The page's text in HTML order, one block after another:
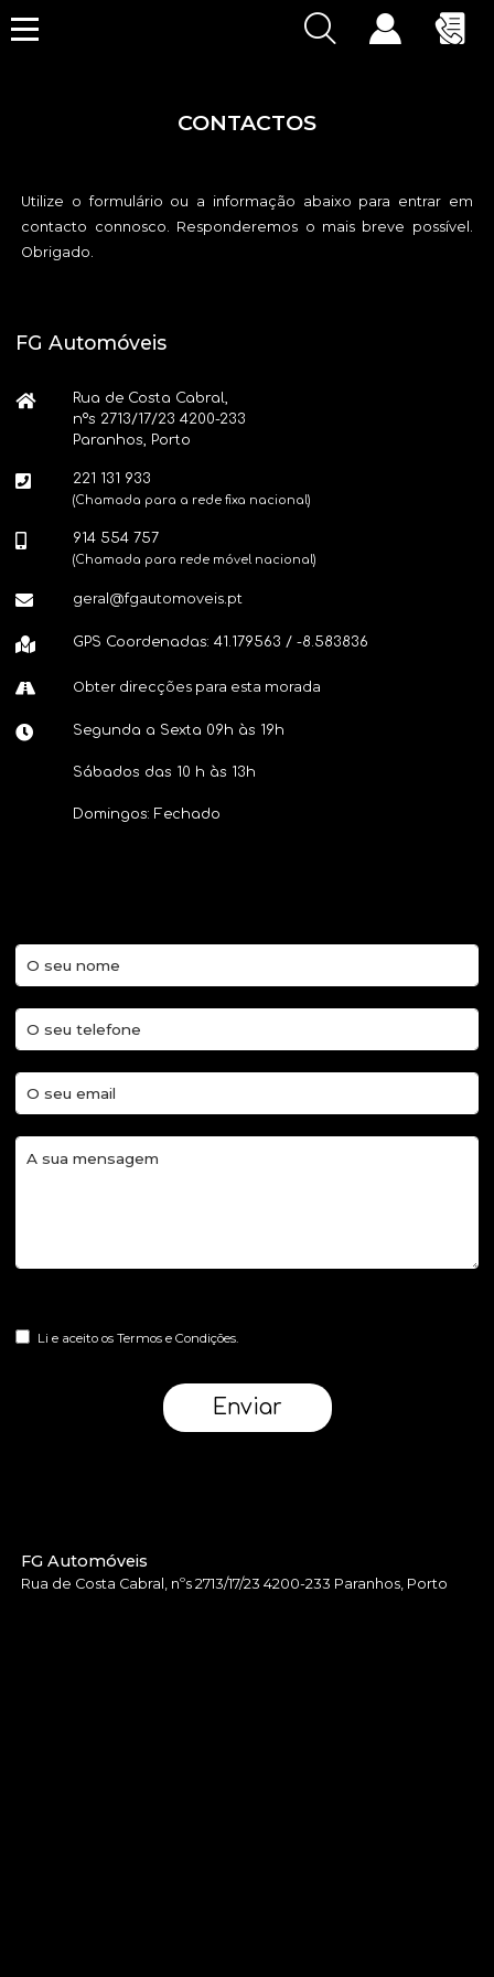
CONTACTOS
Utilize o formulário ou a informação abaixo para entrar em
contacto connosco. Responderemos o mais breve possível.
Obrigado.
FG Automóveis
Rua de Costa Cabral,
nºs 2713/17/23 4200-233
Paranhos, Porto
221 131 933
(Chamada para a rede fixa nacional)
914 554 757
(Chamada para rede móvel nacional)
geral@fgautomoveis.pt
GPS Coordenadas: 41.179563 / -8.583836
Obter direcções para esta morada
Segunda a Sexta 09h às 19h
Sábados das 10 h às 13h
Domingos: Fechado
Li e aceito os Termos e Condições.
Enviar
FG Automóveis
Rua de Costa Cabral, nºs 2713/17/23 4200-233 Paranhos, Porto